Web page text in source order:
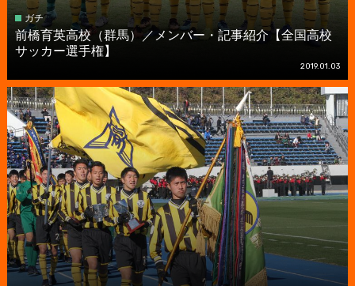
ガチ
前橋育英高校（群馬）／メンバー・記事紹介【全国高校
サッカー選手権】
2019.01.03